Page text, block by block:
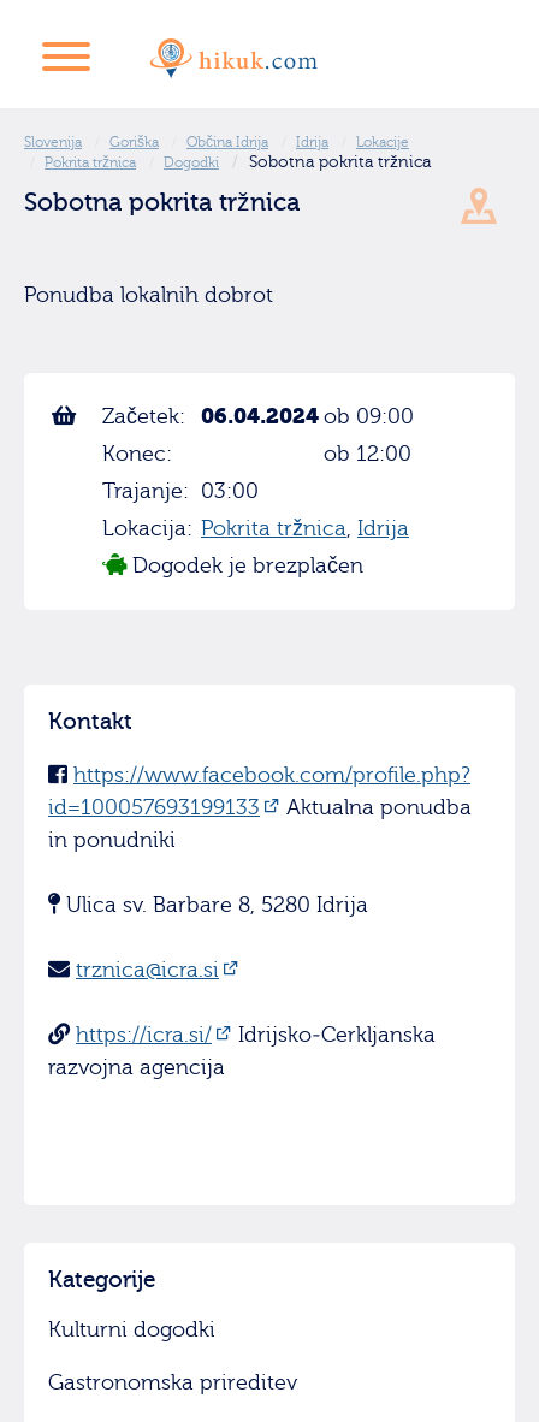
Slovenija Goriška Občina Idrija Idrija
Lokacije
Pokrita tržnica
Dogodki Sobotna pokrita tržnica
Sobotna pokrita tržnica
Ponudba lokalnih dobrot
Začetek: 06.04.2024ob 09:00
Konec:
ob 12:00
Trajanje: 03:00
Lokacija: Pokrita tržnica, Idrija
Dogodek je brezplačen
Kontakt
https://www.facebook.com/profile.php?
id=100057693199133
Aktualna ponudba
in ponudniki
Ulica sv. Barbare 8, 5280 Idrija
trznica@icra.si
https://icra.si/
Idrijsko-Cerkljanska
razvojna agencija
Kategorije
Kulturni dogodki
Gastronomska prireditev